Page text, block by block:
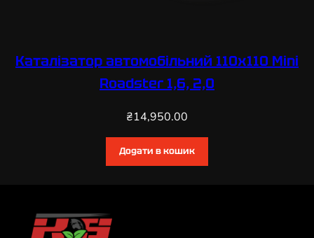
Каталізатор автомобільний 110х110 Mini
Roadster 1,6, 2,0
₴14,950.00
Додати в кошик